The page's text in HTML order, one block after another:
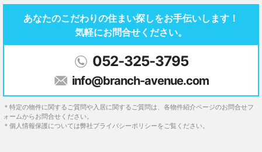
あなたのこだわりの住まい探しをお手伝いします！
気軽にお問合せください。
052-325-3795
info@branch-avenue.com
＊特定の物件に関するご質問や入居に関するご質問は、各物件紹介ページのお問合せフ
ォームからお問合せください。
＊個人情報保護については弊社プライバシーポリシーをご覧ください。